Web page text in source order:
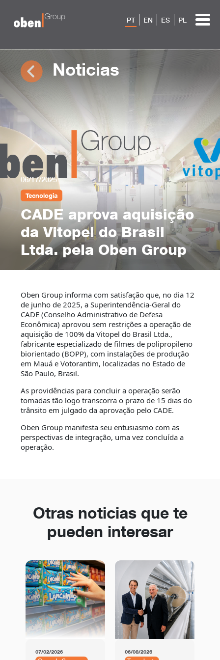
PT EN ES PL
Noticias
06/17/2025
Tecnologia
CADE aprova aquisição
da Vitopel do Brasil
Ltda. pela Oben Group
Oben Group informa com satisfação que, no dia 12
de junho de 2025, a Superintendência-Geral do
CADE (Conselho Administrativo de Defesa
Econômica) aprovou sem restrições a operação de
aquisição de 100% da Vitopel do Brasil Ltda.,
fabricante especializado de filmes de polipropileno
biorientado (BOPP), com instalações de produção
em Mauá e Votorantim, localizadas no Estado de
São Paulo, Brasil.
As providências para concluir a operação serão
tomadas tão logo transcorra o prazo de 15 dias do
trânsito em julgado da aprovação pelo CADE.
Oben Group manifesta seu entusiasmo com as
perspectivas de integração, uma vez concluída a
operação.
Otras noticias que te
pueden interesar
07/02/2026 06/08/2026